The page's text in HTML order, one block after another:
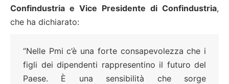
Confindustria e Vice Presidente di Confindustria,
che ha dichiarato:
“Nelle Pmi c’è una forte consapevolezza che i
figli dei dipendenti rappresentino il futuro del
Paese. È una sensibilità che sorge